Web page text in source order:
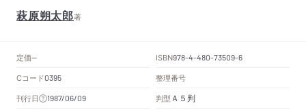
萩原朔太郎著
定価-- ISBN978-4-480-73509-6
Cコード0395
整理番号
刊行日
1987/06/09 判型 Ａ５判